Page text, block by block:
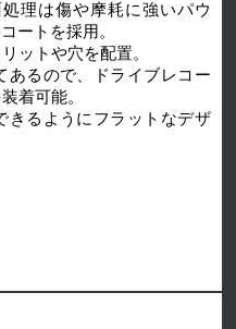
理は傷や摩耗に強いパウ
ートを採用。
ットや穴を配置。
あるので、ドライブレコー
着可能。
きるようにフラットなデザ